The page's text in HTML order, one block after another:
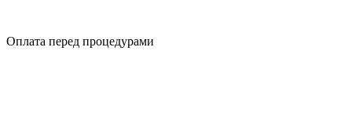
Оплата перед процедурами